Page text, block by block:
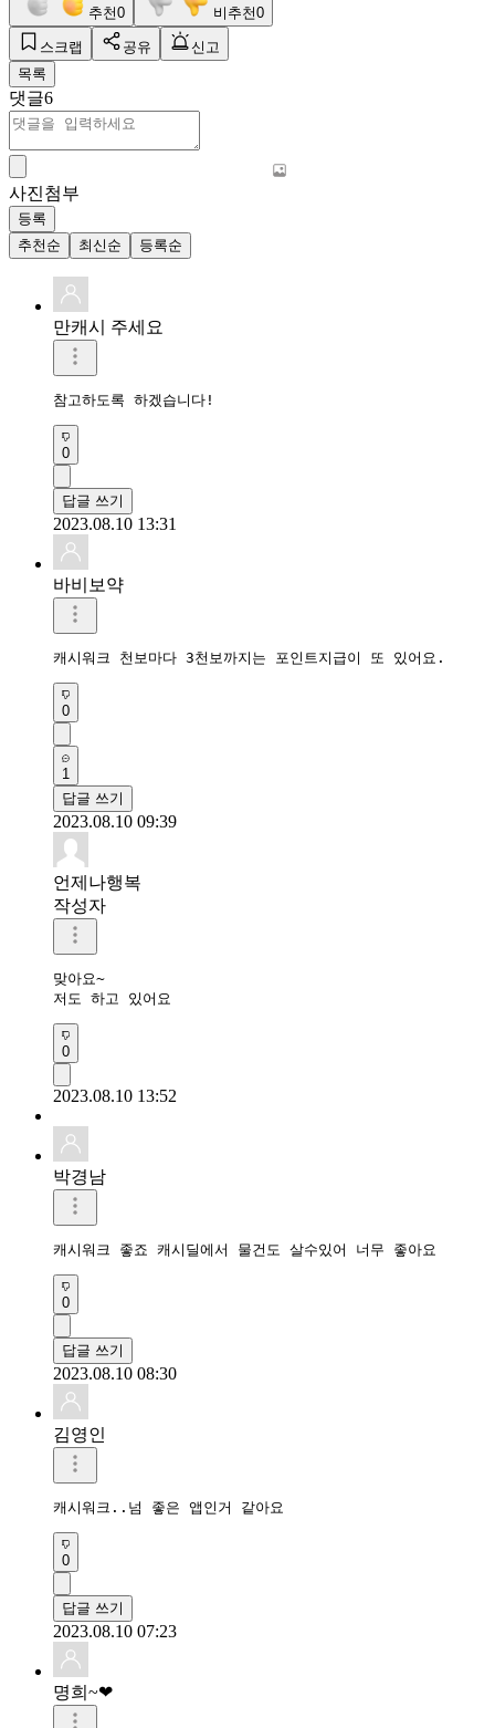
추천0 비추천0
스크랩 공유
신고
목록
댓글6
사진첨부
등록
추천순
최신순 등록순
만캐시 주세요
참고하도록 하겠습니다!
0
답글 쓰기
2023.08.10 13:31
바비보약
캐시워크 천보마다 3천보까지는 포인트지급이 또 있어요.
0
1
답글 쓰기
2023.08.10 09:39
언제나행복
작성자
맞아요~
저도 하고 있어요
0
2023.08.10 13:52
박경남
캐시워크 좋죠 캐시딜에서 물건도 살수있어 너무 좋아요
0
답글 쓰기
2023.08.10 08:30
김영인
캐시워크..넘 좋은 앱인거 같아요
0
답글 쓰기
2023.08.10 07:23
명희~❤